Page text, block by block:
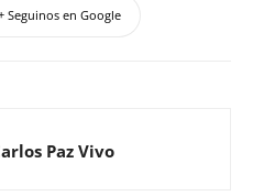
Seguinos en Google
Paz Vivo